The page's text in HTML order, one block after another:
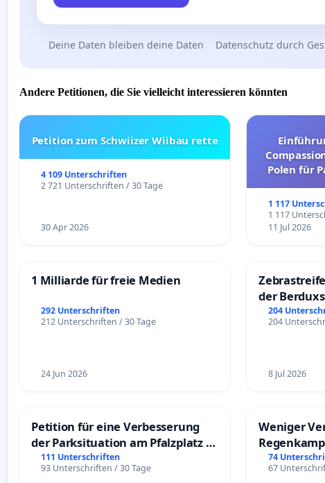
Deine Daten bleiben deine Daten Datenschutz durch
Andere Petitionen, die Sie vielleicht interessieren könnten
Petition zum Schwiizer Wiibau rette
4 109 Unterschriften
2 721 Unterschriften / 30 Tage
30 Apr 2026
Polen für
1 117
1 117
11 Jul 2026
1 Milliarde für freie Medien
292 Unterschriften
212 Unterschriften / 30 Tage
24 Jun 2026
der
204
204
8 Jul 2026
Petition für eine Verbesserung
der Parksituation am Pfalzplatz in
Mannheim
111 Unterschriften
93 Unterschriften / 30 Tage
Weniger
74
67